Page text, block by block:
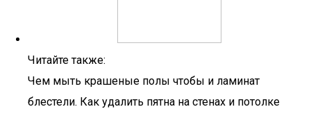
Читайте также:
Чем мыть крашеные полы чтобы и ламинат
блестели. Как удалить пятна на стенах и потолке